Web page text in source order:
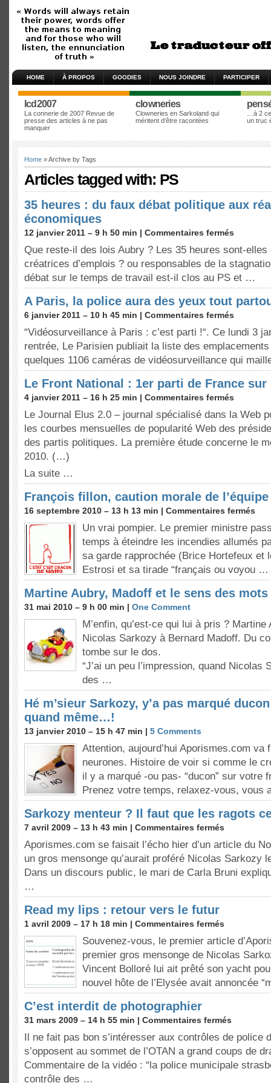
HOME À PROPOS GOODIES NOUS JOINDRE PARTICIPER
lcd2007
La connerie de 2007 Revue de
presse des articles à ne pas
manquer
clowneries
Clowneries en Sarkoland qui
méritent d’être racontées
…à 2
un truc
Home » Archive by Tags
Articles tagged with: PS
35 heures : du faux débat politique aux
économiques
12 janvier 2011 – 9 h 50 min | Commentaires fermés
Que reste-il des lois Aubry ? Les 35 heures sont-elles
créatrices d’emplois ? ou responsables de la
débat sur le temps de travail est-il clos au PS et …
A Paris, la police aura des yeux tout
6 janvier 2011 – 10 h 45 min | Commentaires fermés
“Vidéosurveillance à Paris : c’est parti !“. Ce lundi 3
rentrée, Le Parisien publiait la liste des
quelques 1106 caméras de vidéosurveillance qui
Le Front National : 1er parti de France sur
4 janvier 2011 – 16 h 25 min | Commentaires fermés
Le Journal Elus 2.0 – journal spécialisé dans la Web
les courbes mensuelles de popularité Web des
des partis politiques. La première étude concerne le
2010. (…)
La suite …
François fillon, caution morale de
16 septembre 2010 – 13 h 13 min | Commentaires fermés
Un vrai pompier. Le premier ministre
temps à éteindre les incendies allumés
sa garde rapprochée (Brice Hortefeux et
Estrosi et sa tirade “français ou voyou …
Martine Aubry, Madoff et le sens des mots
31 mai 2010 – 9 h 00 min | One Comment
M’enfin, qu’est-ce qui lui à pris ?
Nicolas Sarkozy à Bernard Madoff. Du
tombe sur le dos.
“J’ai un peu l’impression, quand Nicolas
des …
Hé m’sieur Sarkozy, y’a pas marqué
quand même…!
13 janvier 2010 – 15 h 47 min | 5 Comments
Attention, aujourd’hui Aporismes.com va
neurones. Histoire de voir si comme le
il y a marqué -ou pas- “ducon” sur votre
Prenez votre temps, relaxez-vous, vous
Sarkozy menteur ? Il faut que les ragots
7 avril 2009 – 13 h 43 min | Commentaires fermés
Aporismes.com se faisait l’écho hier d’un article du
un gros mensonge qu’aurait proféré Nicolas Sarkozy
Dans un discours public, le mari de Carla Bruni
…
Read my lips : retour vers le futur
1 avril 2009 – 17 h 18 min | Commentaires fermés
Souvenez-vous, le premier article
premier gros mensonge de Nicolas
Vincent Bolloré lui ait prêté son yacht
nouvel hôte de l’Elysée avait annoncée
C’est interdit de photographier
31 mars 2009 – 14 h 55 min | Commentaires fermés
Il ne fait pas bon s’intéresser aux contrôles de police
s’opposent au sommet de l’OTAN a grand coups de
Commentaire de la vidéo : “la police municipale
contrôle des …